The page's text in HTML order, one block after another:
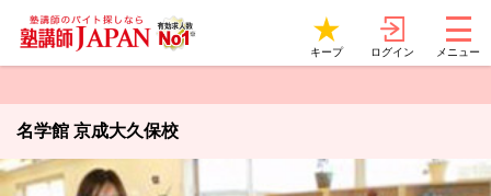
キープ ログイン メニュー
名学館 京成大久保校